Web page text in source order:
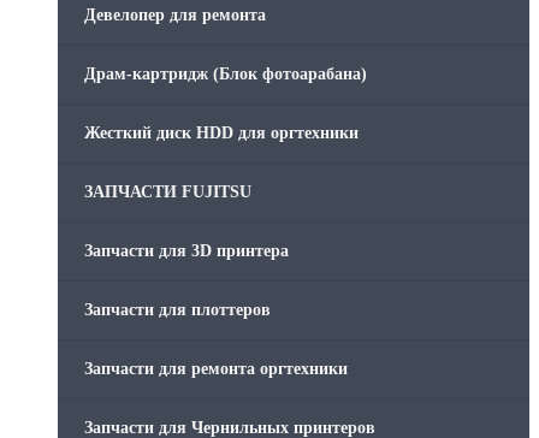
Девелопер для ремонта
Драм-картридж (Блок фотоарабана)
Жесткий диск HDD для оргтехники
ЗАПЧАСТИ FUJITSU
Запчасти для 3D принтера
Запчасти для плоттеров
Запчасти для ремонта оргтехники
Запчасти для Чернильных принтеров